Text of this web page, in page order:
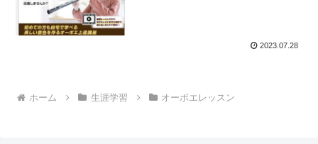
2023.07.28
ホーム 生涯学習 オーボエレッスン